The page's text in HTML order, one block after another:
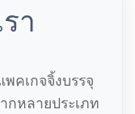
า
คเกจจิ้งบรรจุ
หลายประเภท